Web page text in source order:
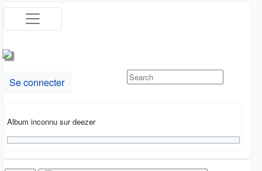
Se connecter
Album inconnu sur deezer